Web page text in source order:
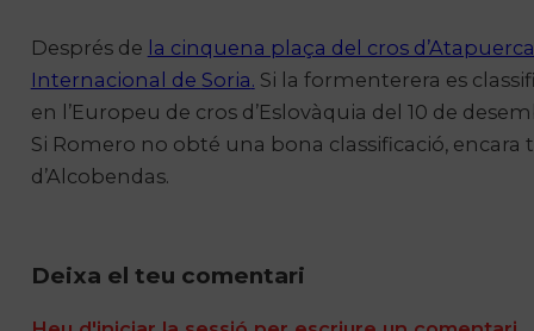
Després de la cinquena plaça del cros d’Atapuerca
Internacional de Soria. Si la formenterera es
en l’Europeu de cros d’Eslovàquia del 10 de
Si Romero no obté una bona classificació,
d’Alcobendas.
Deixa el teu comentari